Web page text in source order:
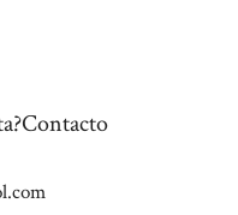
Contacto